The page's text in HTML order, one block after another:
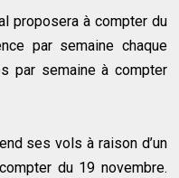
proposera à compter du
par semaine chaque
par semaine à compter
ses vols à raison d’un
du 19 novembre.